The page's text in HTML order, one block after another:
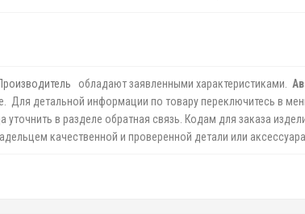
обладают заявленными характеристиками.
Для детальной информации по товару переключитесь в
в разделе обратная связь. Кодам для заказа
качественной и проверенной детали или аксессуара.